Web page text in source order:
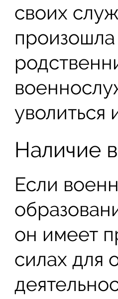
своих
произошла
уволиться
Наличие
Если
он имеет
силах для